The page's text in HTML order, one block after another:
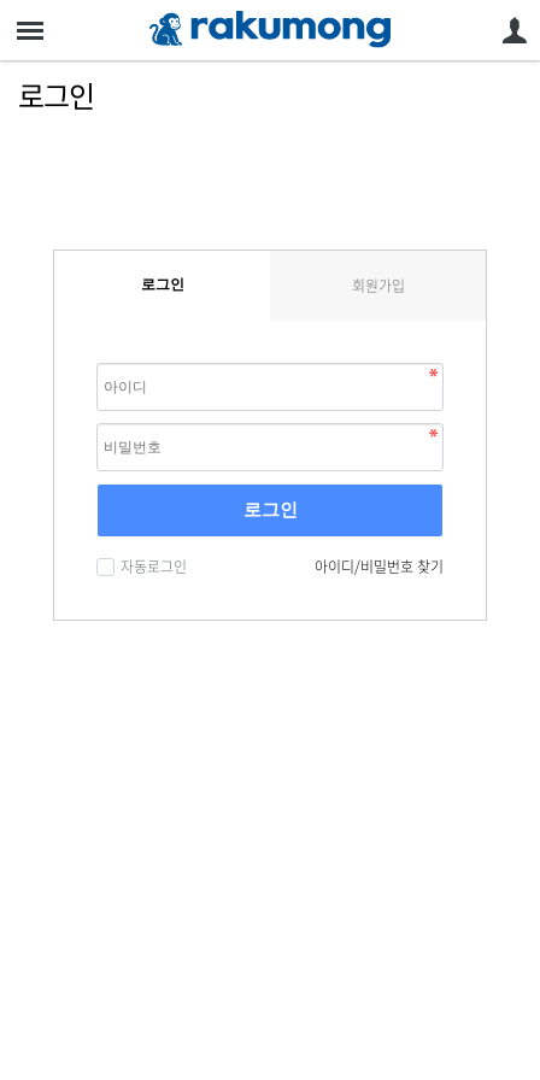
로그인
로그인 회원가입
로그인
자동로그인 아이디/비밀번호 찾기